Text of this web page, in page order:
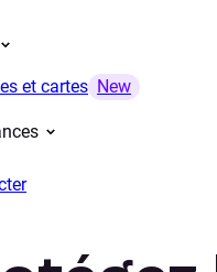
et cartes New
de revenu :